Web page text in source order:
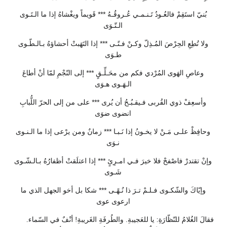
بُنيّ استَقِمْ فالعُـودُ تَـنـمـي عُـروقُـهُ *** قَويماً ويغْشاهُ إذا ما الـتَـوى
الـتّـوَى
ولا تُطِعِ الحِرْصَ المُـذِلّ وكـنْ فـتًـى *** إذا التَهَبتْ أحشاؤهُ بـالـطّـوى
طـوَى
وعاصِ الهَوى المُرْدي فكم من محَـلِّـقٍ *** إلى النّجْمِ لمّا أنْ أطاعَ
الـهَـوى هـوَى
وأسعِفْ ذوي القُربى فـيقـبُـحُ أن يُرى *** على من إلى الحرّ اللُّبابِ
انضوى ضوَى
وحافِظْ علـى مَـنْ لا يخـونُ إذا نَـبـا *** زمانٌ ومن يرْعى إذا ما الـنـوى
نـوَى
وإنْ تقتدرْ فاصْفحْ فلا خيرَ فـي امـرِئٍ *** إذا اعتلَقتْ أظفارُهُ بـالـشّـوى
شَـوى
وإيّاكَ والشّكـوى فـلـمْ تـرَ ذا نُـهًـى *** شكا بل أخو الجهل الذي ما
ارعوى عوى
فقالَ الغُلامُ للنّظّارَةِ: يا للعَجيبةِ. والطُرفَةِ الغَريبةِ! أنْفٌ في السّماء.